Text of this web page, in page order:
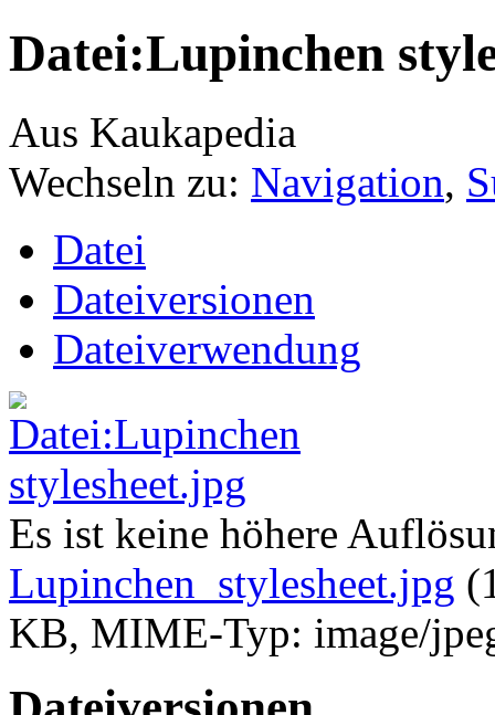
Datei:Lupinchen
Aus Kaukapedia
Wechseln zu: Navigation,
Datei
Dateiversionen
Dateiverwendung
Es ist keine höhere
Lupinchen_stylesheet.jpg
KB, MIME-Typ: image/